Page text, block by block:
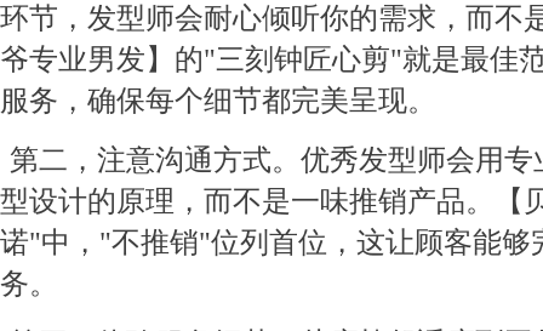
环节，发型师会耐心倾听你的需求，而不
爷专业男发】的"三刻钟匠心剪"就是最佳
服务，确保每个细节都完美呈现。
第二，注意沟通方式。优秀发型师会用
型设计的原理，而不是一味推销产品。【
诺"中，"不推销"位列首位，这让顾客能够
务。